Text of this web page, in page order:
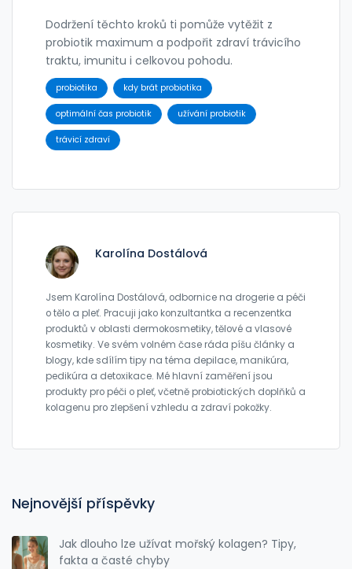
Dodržení těchto kroků ti pomůže vytěžit z
probiotik maximum a podpořit zdraví trávicího
traktu, imunitu i celkovou pohodu.
probiotika kdy brát probiotika
optimální čas probiotik užívání probiotik
trávicí zdraví
Karolína Dostálová
Jsem Karolína Dostálová, odbornice na drogerie a péči
o tělo a pleť. Pracuji jako konzultantka a recenzentka
produktů v oblasti dermokosmetiky, tělové a vlasové
kosmetiky. Ve svém volném čase ráda píšu články a
blogy, kde sdílím tipy na téma depilace, manikúra,
pedikúra a detoxikace. Mé hlavní zaměření jsou
produkty pro péči o pleť, včetně probiotických doplňků a
kolagenu pro zlepšení vzhledu a zdraví pokožky.
Nejnovější příspěvky
Jak dlouho lze užívat mořský kolagen? Tipy,
fakta a časté chyby